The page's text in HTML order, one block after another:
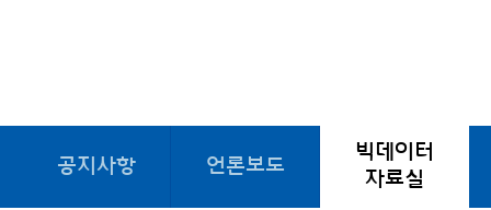
공지사항 언론보도
빅데이터
자료실